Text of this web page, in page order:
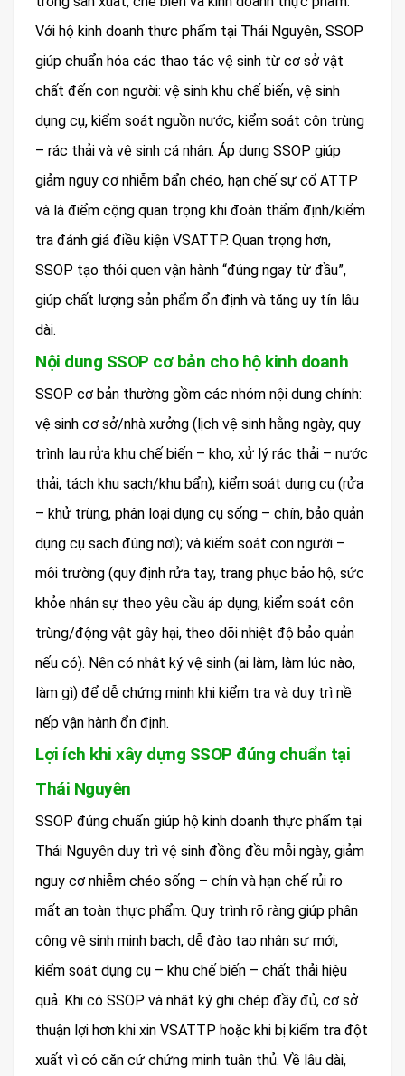
Với hộ kinh doanh thực phẩm tại Thái Nguyên, SSOP
giúp chuẩn hóa các thao tác vệ sinh từ cơ sở vật
chất đến con người: vệ sinh khu chế biến, vệ sinh
dụng cụ, kiểm soát nguồn nước, kiểm soát côn trùng
– rác thải và vệ sinh cá nhân. Áp dụng SSOP giúp
giảm nguy cơ nhiễm bẩn chéo, hạn chế sự cố ATTP
và là điểm cộng quan trọng khi đoàn thẩm định/kiểm
tra đánh giá điều kiện VSATTP. Quan trọng hơn,
SSOP tạo thói quen vận hành “đúng ngay từ đầu”,
giúp chất lượng sản phẩm ổn định và tăng uy tín lâu
dài.
Nội dung SSOP cơ bản cho hộ kinh doanh
SSOP cơ bản thường gồm các nhóm nội dung chính:
vệ sinh cơ sở/nhà xưởng (lịch vệ sinh hằng ngày, quy
trình lau rửa khu chế biến – kho, xử lý rác thải – nước
thải, tách khu sạch/khu bẩn); kiểm soát dụng cụ (rửa
– khử trùng, phân loại dụng cụ sống – chín, bảo quản
dụng cụ sạch đúng nơi); và kiểm soát con người –
môi trường (quy định rửa tay, trang phục bảo hộ, sức
khỏe nhân sự theo yêu cầu áp dụng, kiểm soát côn
trùng/động vật gây hại, theo dõi nhiệt độ bảo quản
nếu có). Nên có nhật ký vệ sinh (ai làm, làm lúc nào,
làm gì) để dễ chứng minh khi kiểm tra và duy trì nề
nếp vận hành ổn định.
Lợi ích khi xây dựng SSOP đúng chuẩn tại
Thái Nguyên
SSOP đúng chuẩn giúp hộ kinh doanh thực phẩm tại
Thái Nguyên duy trì vệ sinh đồng đều mỗi ngày, giảm
nguy cơ nhiễm chéo sống – chín và hạn chế rủi ro
mất an toàn thực phẩm. Quy trình rõ ràng giúp phân
công vệ sinh minh bạch, dễ đào tạo nhân sự mới,
kiểm soát dụng cụ – khu chế biến – chất thải hiệu
quả. Khi có SSOP và nhật ký ghi chép đầy đủ, cơ sở
thuận lợi hơn khi xin VSATTP hoặc khi bị kiểm tra đột
xuất vì có căn cứ chứng minh tuân thủ. Về lâu dài,